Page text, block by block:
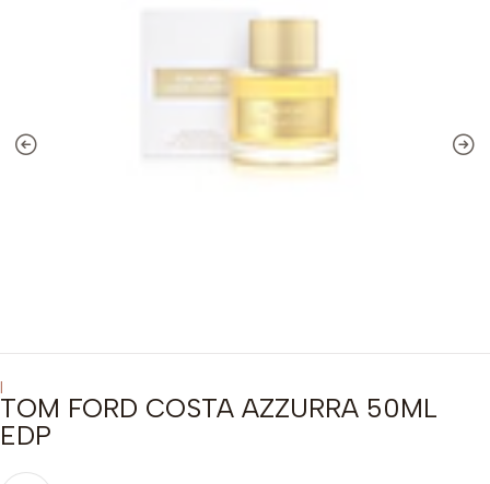
|
TOM FORD COSTA AZZURRA 50ML
EDP